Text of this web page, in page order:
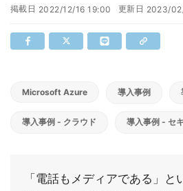
掲載日 2022/12/16 19:00 更新日 2023/
Microsoft Azure 導入事例
導入事例 - クラウド 導入事例 - セ
「電話もメディアである」